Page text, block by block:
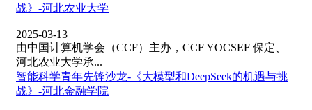
战》-河北农业大学
2025-03-13
由中国计算机学会（CCF）主办，CCF YOCSEF 保定、
河北农业大学承...
智能科学青年先锋沙龙-《大模型和DeepSeek的机遇与挑
战》-河北金融学院